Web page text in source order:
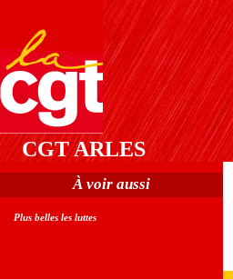
CGT ARLES
À voir aussi
Plus belles les luttes